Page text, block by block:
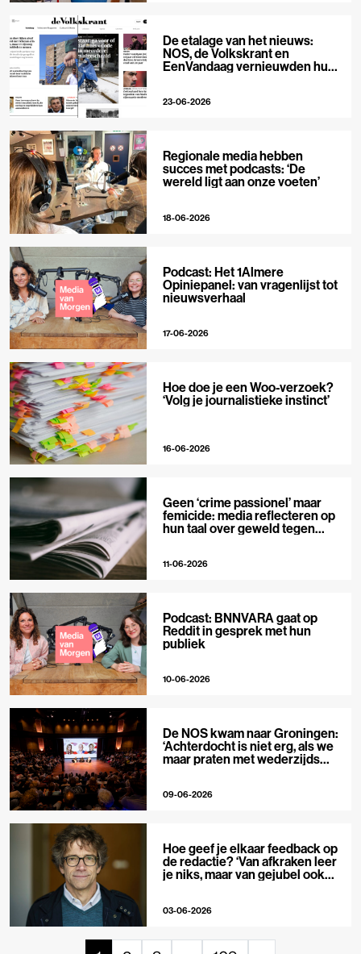
De etalage van het nieuws:
NOS, de Volkskrant en
EenVandaag vernieuwden hun
23-06-2026
Regionale media hebben
succes met podcasts: ‘De
wereld ligt aan onze voeten’
18-06-2026
Podcast: Het 1Almere
Opiniepanel: van vragenlijst tot
nieuwsverhaal
17-06-2026
Hoe doe je een Woo-verzoek?
‘Volg je journalistieke instinct’
16-06-2026
Geen ‘crime passionel’ maar
femicide: media reflecteren op
hun taal over geweld tegen
11-06-2026
Podcast: BNNVARA gaat op
Reddit in gesprek met hun
publiek
10-06-2026
De NOS kwam naar Groningen:
‘Achterdocht is niet erg, als we
maar praten met wederzijds
09-06-2026
Hoe geef je elkaar feedback op
de redactie? ‘Van afkraken leer
je niks, maar van gejubel ook
03-06-2026